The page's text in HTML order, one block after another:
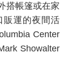
搭帳篷或在家
販運的夜間活
Center
Showalter